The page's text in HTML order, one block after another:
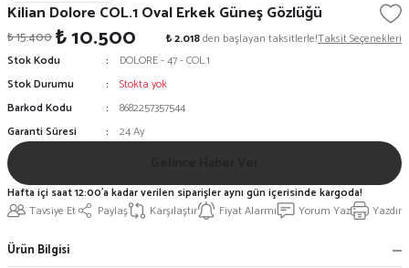
Kilian Dolore COL.1 Oval Erkek Güneş Gözlüğü
₺ 15.400₺ 10.500 ₺ 2.018den başlayan taksitlerle!Taksit Seçenekleri
Stok Kodu
DOLORE - 47 - COL.1
Stok Durumu
Stokta yok
Barkod Kodu
8682257357544
Garanti Süresi
24 Ay
Tavsiye Et Paylaş Karşılaştır Fiyat Alarmı Yorum Yaz Yazdır
Hafta içi saat 12:00'a kadar verilen siparişler aynı gün içerisinde kargoda!
Ürün Bilgisi